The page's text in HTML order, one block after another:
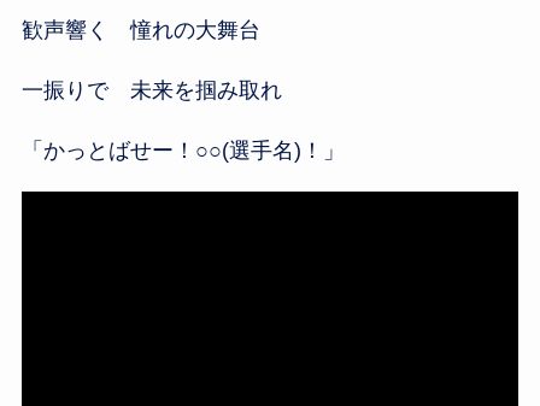
歓声響く 憧れの大舞台
一振りで 未来を掴み取れ
「かっとばせー！○○(選手名)！」